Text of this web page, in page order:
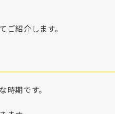
紹介します。
時期です。